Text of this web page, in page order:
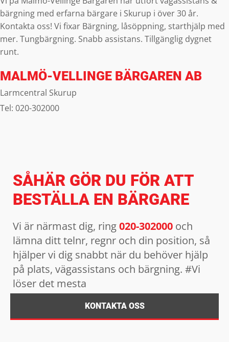
bärgning med erfarna bärgare i Skurup i över 30 år.
Kontakta oss! Vi fixar Bärgning, låsöppning, starthjälp med
mer. Tungbärgning. Snabb assistans. Tillgänglig dygnet
runt.
MALMÖ-VELLINGE BÄRGAREN AB
Larmcentral Skurup
Tel: 020-302000
SÅHÄR GÖR DU FÖR ATT
BESTÄLLA EN BÄRGARE
Vi är närmast dig, ring020-302000 och
lämna ditt telnr, regnr och din position, så
hjälper vi dig snabbt när du behöver hjälp
på plats, vägassistans och bärgning. #Vi
löser det mesta
KONTAKTA OSS